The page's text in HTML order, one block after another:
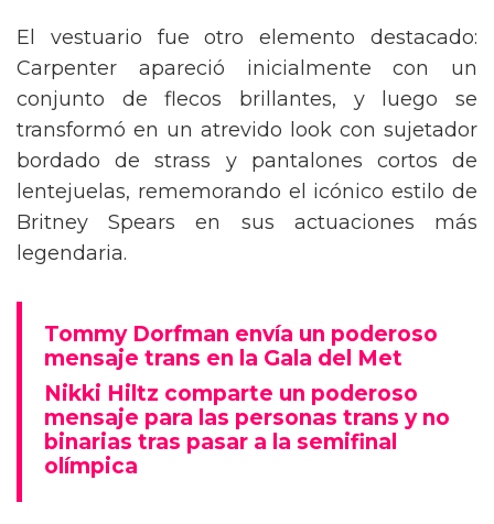
El vestuario fue otro elemento destacado:
Carpenter apareció inicialmente con un
conjunto de flecos brillantes, y luego se
transformó en un atrevido look con sujetador
bordado de strass y pantalones cortos de
lentejuelas, rememorando el icónico estilo de
Britney Spears en sus actuaciones más
legendaria.
Tommy Dorfman envía un poderoso
mensaje trans en la Gala del Met
Nikki Hiltz comparte un poderoso
mensaje para las personas trans y no
binarias tras pasar a la semifinal
olímpica